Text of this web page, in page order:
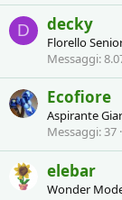
D decky
Florello
Messaggi
Ecofiore
Aspirante
Messaggi 37
elebar
Wonder